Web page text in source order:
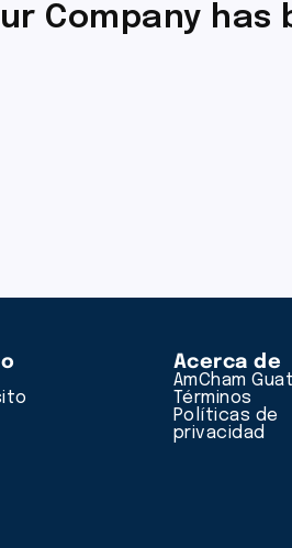
Company has
Acerca de
AmCham
Términos
Políticas de
privacidad